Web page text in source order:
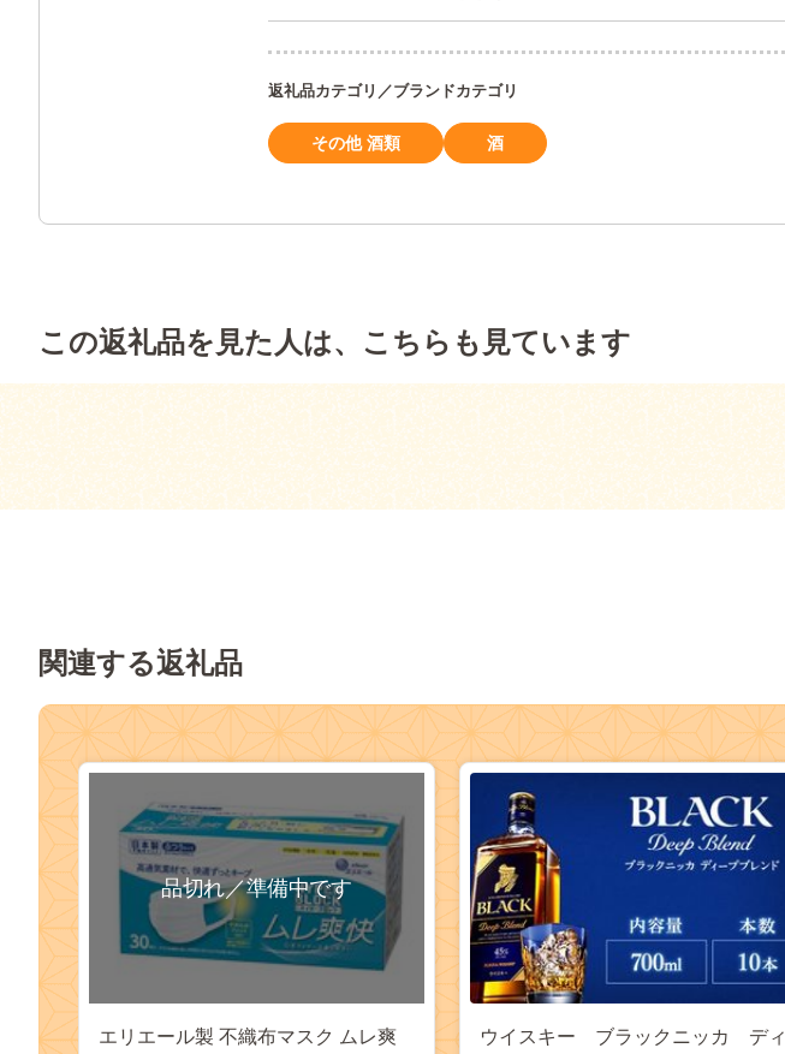
返礼品カテゴリ／ブランドカテゴリ
その他 酒類 酒
この返礼品を見た人は、こちらも見ています
関連する返礼品
品切れ／準備中です
エリエール製 不織布マスク ムレ爽
ウイスキー ブラックニッカ ディ